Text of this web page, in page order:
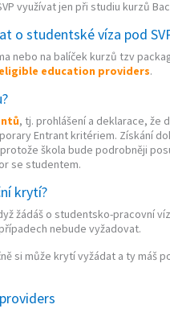
využívat jen při studiu kurzů
o studentské víza pod
nebo na balíček kurzů tzv
eligible education providers.
, tj. prohlášení a deklarace, že
Entrant kritériem. Získání
škola bude podrobněji
se studentem.
krytí?
žádáš o studentsko-pracovní
nebude vyžadovat.
si může krytí vyžádat a ty máš